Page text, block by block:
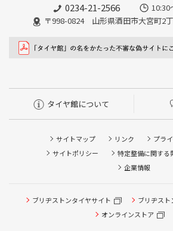
0234-21-2566
10:30
〒998-0824 山形県酒田市大宮町2
タイヤ館について
サイトマップ リンク
プラ
サイトポリシー
特定整備に関する
企業情報
ブリヂストンタイヤサイト
ブリヂスト
オンラインストア
タイヤ点検・安全点検/タイヤ履き替え
ピット作業の予約